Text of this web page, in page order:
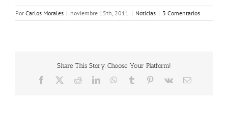
Por Carlos Morales | noviembre 15th, 2011 | Noticias | 3 Comentarios
Share This Story, Choose Your Platform!
Facebook RedditLinkedInWhatsApp
Tumblr Pinterest
Vk
Correo